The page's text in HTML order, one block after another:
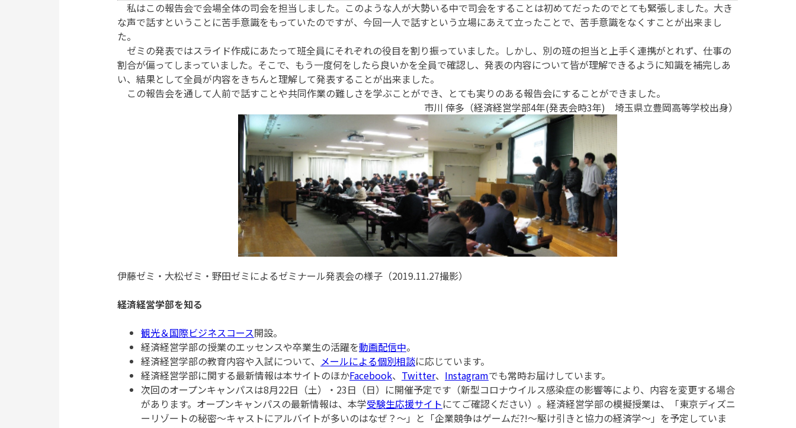
私はこの報告会で会場全体の司会を担当しました。このような人が大勢いる中で司会をすることは初めてだったのでとても緊張しました。大き
な声で話すということに苦手意識をもっていたのですが、今回一人で話すという立場にあえて立ったことで、苦手意識をなくすことが出来まし
た。
ゼミの発表ではスライド作成にあたって班全員にそれぞれの役目を割り振っていました。しかし、別の班の担当と上手く連携がとれず、仕事の
割合が偏ってしまっていました。そこで、もう一度何をしたら良いかを全員で確認し、発表の内容について皆が理解できるように知識を補完しあ
い、結果として全員が内容をきちんと理解して発表することが出来ました。
この報告会を通して人前で話すことや共同作業の難しさを学ぶことができ、とても実りのある報告会にすることができました。
市川 倖多（経済経営学部4年(発表会時3年) 埼玉県立豊岡高等学校出身）
伊藤ゼミ・大松ゼミ・野田ゼミによるゼミナール発表会の様子（2019.11.27撮影）
経済経営学部を知る
観光＆国際ビジネスコース開設。
経済経営学部の授業のエッセンスや卒業生の活躍を動画配信中。
経済経営学部の教育内容や入試について、 メールによる個別相談に応じています。
経済経営学部に関する最新情報は本サイトのほかFacebook、 Twitter、 Instagramでも常時お届けしています。
次回のオープンキャンパスは8月22日（土）・23日（日）に開催予定です（新型コロナウイルス感染症の影響等により、内容を変更する場合
があります。オープンキャンパスの最新情報は、本学受験生応援サイトにてご確認ください）。経済経営学部の模擬授業は、「東京ディズニ
ーリゾートの秘密～キャストにアルバイトが多いのはなぜ？～」と「企業競争はゲームだ?!～駆け引きと協力の経済学～」を予定していま